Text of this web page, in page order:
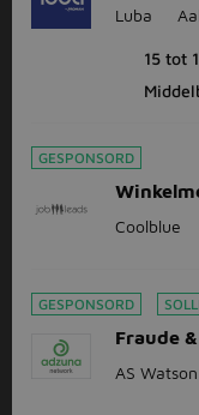
Luba
15 tot
GESPONSORD
Coolblue
GESPONSORD
Fraude
AS Watson